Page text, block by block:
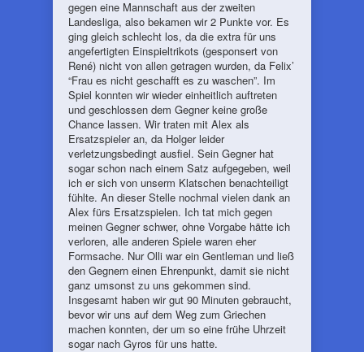
gegen eine Mannschaft aus der zweiten
Landesliga, also bekamen wir 2 Punkte vor. Es
ging gleich schlecht los, da die extra für uns
angefertigten Einspieltrikots (gesponsert von
René) nicht von allen getragen wurden, da Felix’
“Frau es nicht geschafft es zu waschen”. Im
Spiel konnten wir wieder einheitlich auftreten
und geschlossen dem Gegner keine große
Chance lassen. Wir traten mit Alex als
Ersatzspieler an, da Holger leider
verletzungsbedingt ausfiel. Sein Gegner hat
sogar schon nach einem Satz aufgegeben, weil
ich er sich von unserm Klatschen benachteiligt
fühlte. An dieser Stelle nochmal vielen dank an
Alex fürs Ersatzspielen. Ich tat mich gegen
meinen Gegner schwer, ohne Vorgabe hätte ich
verloren, alle anderen Spiele waren eher
Formsache. Nur Olli war ein Gentleman und ließ
den Gegnern einen Ehrenpunkt, damit sie nicht
ganz umsonst zu uns gekommen sind.
Insgesamt haben wir gut 90 Minuten gebraucht,
bevor wir uns auf dem Weg zum Griechen
machen konnten, der um so eine frühe Uhrzeit
sogar nach Gyros für uns hatte.